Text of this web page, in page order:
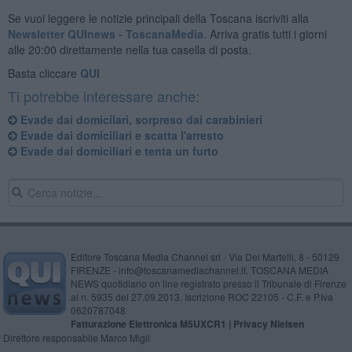
Se vuoi leggere le notizie principali della Toscana iscriviti alla
Newsletter QUInews - ToscanaMedia. Arriva gratis tutti i giorni
alle 20:00 direttamente nella tua casella di posta.
Basta cliccare QUI
Ti potrebbe interessare anche:
Evade dai domicilari, sorpreso dai carabinieri
Evade dai domiciliari e scatta l'arresto
Evade dai domiciliari e tenta un furto
Editore Toscana Media Channel srl - Via Dei Martelli, 8 - 50129
FIRENZE - info@toscanamediachannel.it. TOSCANA MEDIA
NEWS quotidiano on line registrato presso il Tribunale di Firenze
al n. 5935 del 27.09.2013. Iscrizione ROC 22105 - C.F. e P.Iva
0620787048
Fatturazione Elettronica M5UXCR1 | Privacy Nielsen
Direttore responsabile Marco Migli